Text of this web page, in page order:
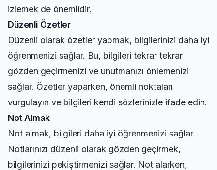
izlemek de önemlidir.
Düzenli Özetler
Düzenli olarak özetler yapmak, bilgilerinizi daha iyi
öğrenmenizi sağlar. Bu, bilgileri tekrar tekrar
gözden geçirmenizi ve unutmanızı önlemenizi
sağlar. Özetler yaparken, önemli noktaları
vurgulayın ve bilgileri kendi sözlerinizle ifade edin.
Not Almak
Not almak, bilgileri daha iyi öğrenmenizi sağlar.
Notlarınızı düzenli olarak gözden geçirmek,
bilgilerinizi pekiştirmenizi sağlar. Not alarken,